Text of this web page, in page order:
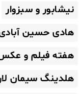
نیشابور و سبزوار
هادی حسین
هفته فیلم و
هلدینگ سیمان